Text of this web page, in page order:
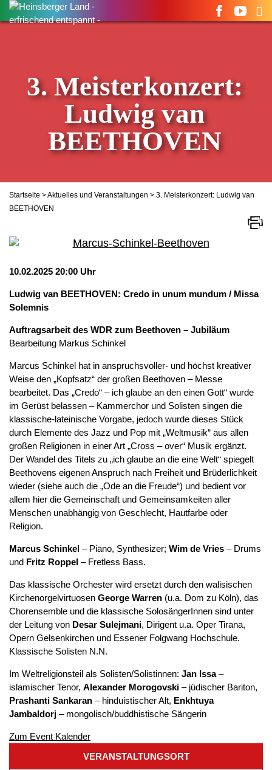
Suchen
nach:
3. Meisterkonzert:
Ludwig van
BEETHOVEN
Startseite >Aktuelles und Veranstaltungen > 3. Meisterkonzert: Ludwig van
BEETHOVEN
10.02.2025 20:00 Uhr
Ludwig van BEETHOVEN: Credo in unum mundum / Missa
Solemnis
Auftragsarbeit des WDR zum Beethoven – Jubiläum
Bearbeitung Markus Schinkel
Marcus Schinkel hat in anspruchsvoller- und höchst kreativer
Weise den „Kopfsatz“ der großen Beethoven – Messe
bearbeitet. Das „Credo“ – ich glaube an den einen Gott“ wurde
im Gerüst belassen – Kammerchor und Solisten singen die
klassische-lateinische Vorgabe, jedoch wurde dieses Stück
durch Elemente des Jazz und Pop mit „Weltmusik“ aus allen
großen Religionen in einer Art „Cross – over“ Musik ergänzt.
Der Wandel des Titels zu „ich glaube an die eine Welt“ spiegelt
Beethovens eigenen Anspruch nach Freiheit und Brüderlichkeit
wieder (siehe auch die „Ode an die Freude“) und bedient vor
allem hier die Gemeinschaft und Gemeinsamkeiten aller
Menschen unabhängig von Geschlecht, Hautfarbe oder
Religion.
Marcus Schinkel – Piano, Synthesizer; Wim de Vries – Drums
und Fritz Roppel – Fretless Bass.
Das klassische Orchester wird ersetzt durch den walisischen
Kirchenorgelvirtuosen George Warren (u.a. Dom zu Köln), das
Chorensemble und die klassische SolosängerInnen sind unter
der Leitung von Desar Sulejmani, Dirigent u.a. Oper Tirana,
Opern Gelsenkirchen und Essener Folgwang Hochschule.
Klassische Solisten N.N.
Im Weltreligionsteil als Solisten/Solistinnen: Jan Issa–
islamischer Tenor, Alexander Morogovski – jüdischer Bariton,
Prashanti Sankaran – hinduistischer Alt, Enkhtuya
Jambaldorj – mongolisch/buddhistische Sängerin
Zum Event Kalender
VERANSTALTUNGSORT